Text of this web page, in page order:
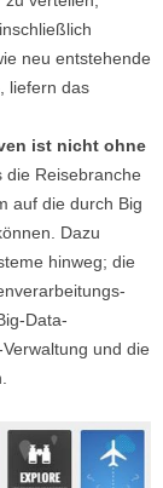
neu entstehende
liefern das
ist nicht ohne
die Reisebranche
auf die durch Big
Dazu
hinweg; die
Data-
und die